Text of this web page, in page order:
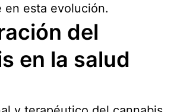
en esta evolución.
del
en la salud